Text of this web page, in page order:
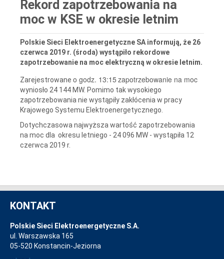
Rekord zapotrzebowania na
moc w KSE w okresie letnim
Polskie Sieci Elektroenergetyczne SA informują, że 26
czerwca 2019 r. (środa) wystąpiło rekordowe
zapotrzebowanie na moc elektryczną w okresie letnim.
Zarejestrowane o godz. 13:15 zapotrzebowanie na moc
wyniosło 24 144 MW. Pomimo tak wysokiego
zapotrzebowania nie wystąpiły zakłócenia w pracy
Krajowego Systemu Elektroenergetycznego.
Dotychczasowa najwyższa wartość zapotrzebowania
na moc dla okresu letniego - 24 096 MW - wystąpiła 12
czerwca 2019 r.
KONTAKT
Polskie Sieci Elektroenergetyczne S.A.
ul. Warszawska 165
05-520 Konstancin-Jeziorna